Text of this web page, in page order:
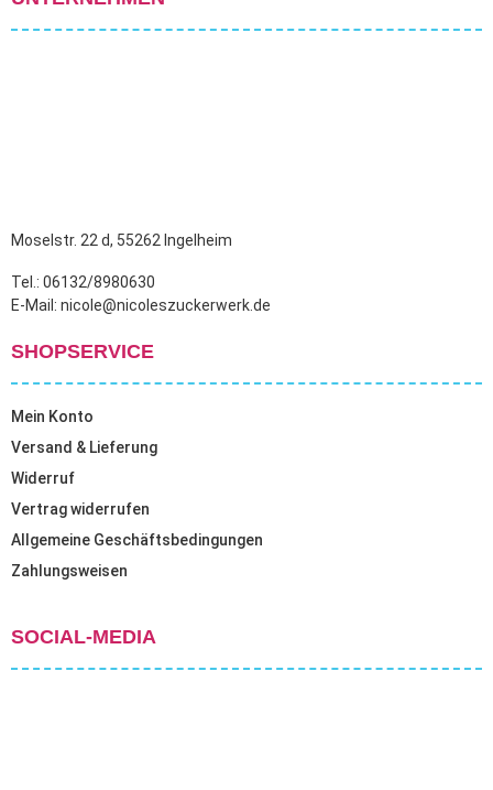
Moselstr. 22 d, 55262 Ingelheim
Tel.: 06132/8980630
E-Mail: nicole@nicoleszuckerwerk.de
SHOPSERVICE
Mein Konto
Versand & Lieferung
Widerruf
Vertrag widerrufen
Allgemeine Geschäftsbedingungen
Zahlungsweisen
SOCIAL-MEDIA